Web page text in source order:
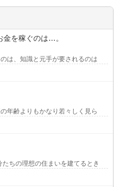
も
金を稼ぐのは…。
は、知識と元手が要されるのは勿論
年齢よりもかなり若々しく見られま
ちの理想の住まいを建てるとき、